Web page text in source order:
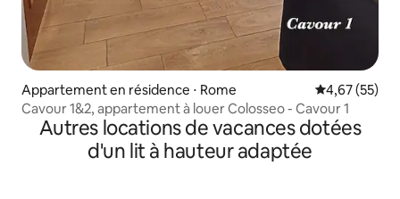
Appartement en résidence ⋅ Rome Évaluation
4,67 (55)
Cavour 1&2, appartement à louer Colosseo - Cavour 1
Autres locations de vacances dotées
d'un lit à hauteur adaptée